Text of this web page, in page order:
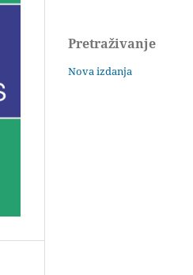
Pretraživanje
Nova izdanja